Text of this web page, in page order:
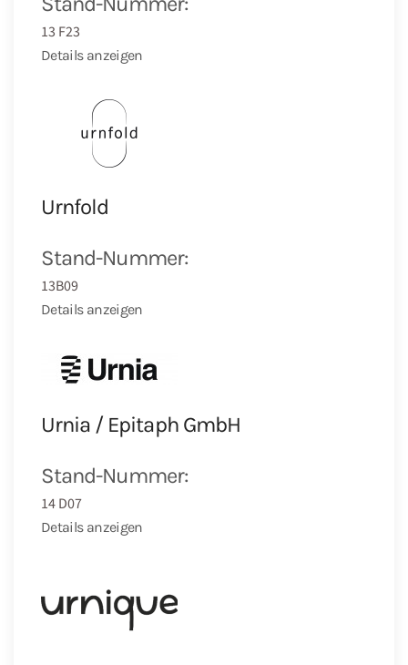
13 F23
Details anzeigen
Urnfold
Stand-Nummer:
13B09
Details anzeigen
Urnia / Epitaph GmbH
Stand-Nummer:
14 D07
Details anzeigen